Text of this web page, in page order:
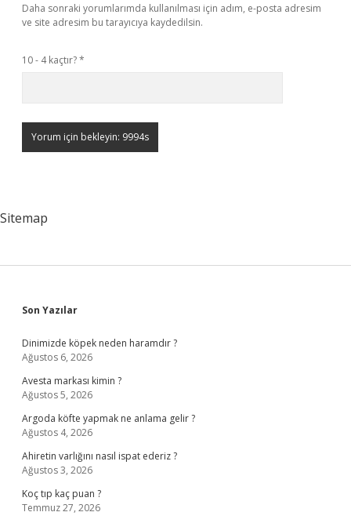
Daha sonraki yorumlarımda kullanılması için adım, e-posta adresim
ve site adresim bu tarayıcıya kaydedilsin.
10 - 4 kaçtır?*
Sitemap
Sidebar
Son Yazılar
Dinimizde köpek neden haramdır ?
Ağustos 6, 2026
Avesta markası kimin ?
Ağustos 5, 2026
Argoda köfte yapmak ne anlama gelir ?
Ağustos 4, 2026
Ahiretin varlığını nasıl ispat ederiz ?
Ağustos 3, 2026
Koç tıp kaç puan ?
Temmuz 27, 2026